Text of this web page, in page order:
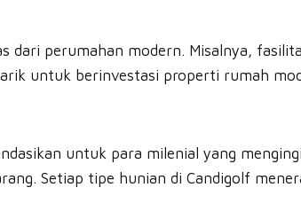
dari perumahan modern. Misalnya,
untuk berinvestasi properti rumah
untuk para milenial yang
Setiap tipe hunian di Candigolf